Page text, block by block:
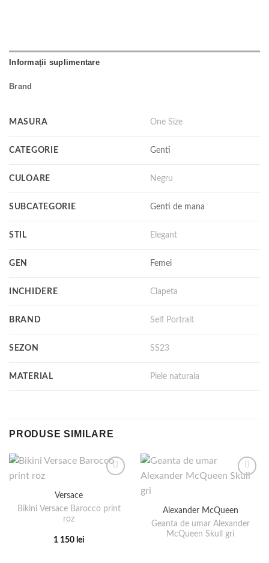
Informații suplimentare
Brand
MASURA One Size
CATEGORIE Genti
CULOARE Negru
SUBCATEGORIE Genti de mana
STIL Elegant
GEN Femei
INCHIDERE Clapeta
BRAND Self Portrait
SEZON SS23
MATERIAL Piele naturala
PRODUSE SIMILARE
Versace
Bikini Versace Barocco print
roz
1 150 lei
Alexander McQueen
Geanta de umar Alexander
McQueen Skull gri